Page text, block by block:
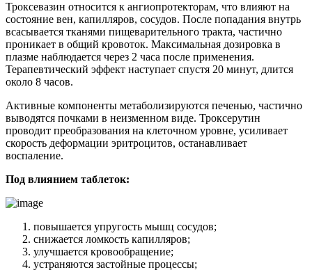
Троксевазин относится к ангиопротекторам, что влияют на
состояние вен, капилляров, сосудов. После попадания внутрь
всасывается тканями пищеварительного тракта, частично
проникает в общий кровоток. Максимальная дозировка в
плазме наблюдается через 2 часа после применения.
Терапевтический эффект наступает спустя 20 минут, длится
около 8 часов.
Активные компоненты метаболизируются печенью, частично
выводятся почками в неизменном виде. Троксерутин
проводит преобразования на клеточном уровне, усиливает
скорость деформации эритроцитов, останавливает
воспаление.
Под влиянием таблеток:
повышается упругость мышц сосудов;
снижается ломкость капилляров;
улучшается кровообращение;
устраняются застойные процессы;